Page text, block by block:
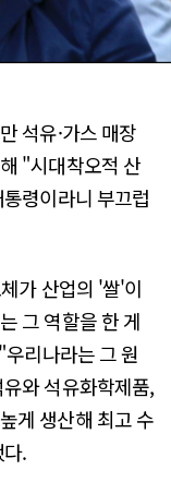
석유·가스 매장
"시대착오적 산
령이라니 부끄럽
가 산업의 '쌀'이
그 역할을 한 게
리나라는 그 원
와 석유화학제품,
게 생산해 최고 수
.